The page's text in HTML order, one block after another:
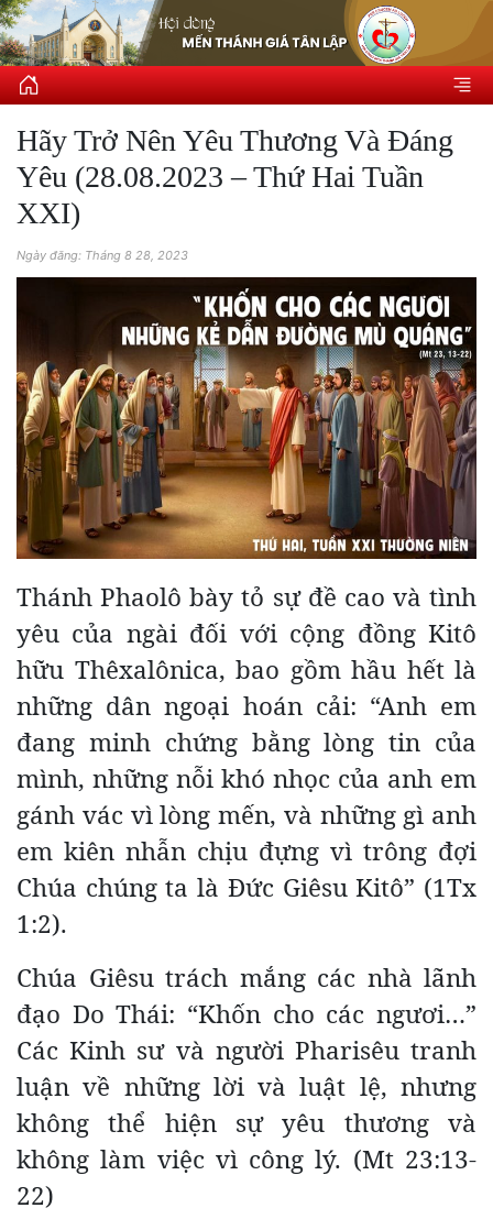
Hãy Trở Nên Yêu Thương Và Đáng
Yêu (28.08.2023 – Thứ Hai Tuần
XXI)
Ngày đăng: Tháng 8 28, 2023
Thánh Phaolô bày tỏ sự đề cao và tình
yêu của ngài đối với cộng đồng Kitô
hữu Thêxalônica, bao gồm hầu hết là
những dân ngoại hoán cải: “Anh em
đang minh chứng bằng lòng tin của
mình, những nỗi khó nhọc của anh em
gánh vác vì lòng mến, và những gì anh
em kiên nhẫn chịu đựng vì trông đợi
Chúa chúng ta là Đức Giêsu Kitô” (1Tx
1:2).
Chúa Giêsu trách mắng các nhà lãnh
đạo Do Thái: “Khốn cho các ngươi…”
Các Kinh sư và người Pharisêu tranh
luận về những lời và luật lệ, nhưng
không thể hiện sự yêu thương và
không làm việc vì công lý. (Mt 23:13-
22)